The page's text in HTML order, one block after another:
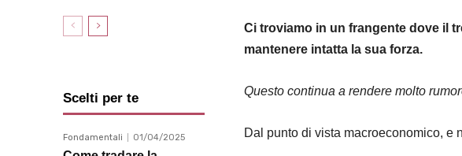
Scelti per te
Fondamentali 01/04/2025
Ci troviamo in un frangente dove il
mantenere intatta la sua forza.
Questo continua a rendere molto
Dal punto di vista macroeconomico, e